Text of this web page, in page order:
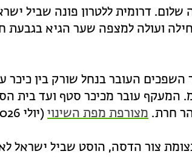
שלום. דרומית ללטרון פונה שביל
ועולה למצפה שער הגיא בגבעת
השפכים העובר בנחל שורק בין כיכר
מעקף זמני לשביל ישראל לאורך כ 5 ק'מ. המעקף עובר מכיכר סטף
מצורפת מפת השינוי (יולי 2026).